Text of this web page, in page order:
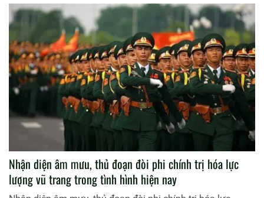
Nhận diện âm mưu, thủ đoạn đòi phi chính trị hóa lực
lượng vũ trang trong tình hình hiện nay